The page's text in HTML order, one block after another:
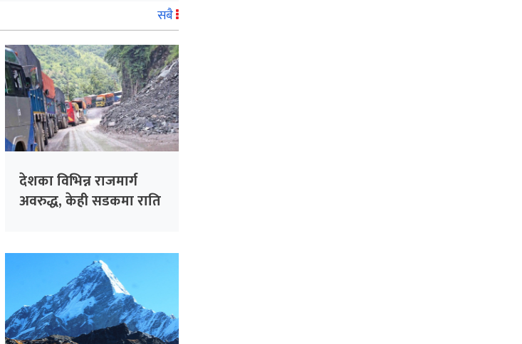
सबै
देशका विभिन्न राजमार्ग
अवरुद्ध, केही सडकमा राति